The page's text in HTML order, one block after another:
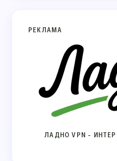
РЕКЛАМА
ЛАДНО VPN -